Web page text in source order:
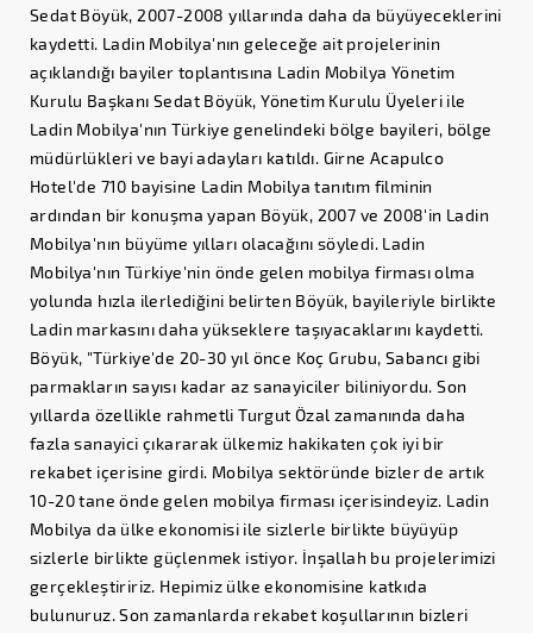
Sedat Böyük, 2007-2008 yıllarında daha da büyüyeceklerini
kaydetti. Ladin Mobilya'nın geleceğe ait projelerinin
açıklandığı bayiler toplantısına Ladin Mobilya Yönetim
Kurulu Başkanı Sedat Böyük, Yönetim Kurulu Üyeleri ile
Ladin Mobilya'nın Türkiye genelindeki bölge bayileri, bölge
müdürlükleri ve bayi adayları katıldı. Girne Acapulco
Hotel'de 710 bayisine Ladin Mobilya tanıtım filminin
ardından bir konuşma yapan Böyük, 2007 ve 2008'in Ladin
Mobilya'nın büyüme yılları olacağını söyledi. Ladin
Mobilya'nın Türkiye'nin önde gelen mobilya firması olma
yolunda hızla ilerlediğini belirten Böyük, bayileriyle birlikte
Ladin markasını daha yükseklere taşıyacaklarını kaydetti.
Böyük, "Türkiye'de 20-30 yıl önce Koç Grubu, Sabancı gibi
parmakların sayısı kadar az sanayiciler biliniyordu. Son
yıllarda özellikle rahmetli Turgut Özal zamanında daha
fazla sanayici çıkararak ülkemiz hakikaten çok iyi bir
rekabet içerisine girdi. Mobilya sektöründe bizler de artık
10-20 tane önde gelen mobilya firması içerisindeyiz. Ladin
Mobilya da ülke ekonomisi ile sizlerle birlikte büyüyüp
sizlerle birlikte güçlenmek istiyor. İnşallah bu projelerimizi
gerçekleştiririz. Hepimiz ülke ekonomisine katkıda
bulunuruz. Son zamanlarda rekabet koşullarının bizleri